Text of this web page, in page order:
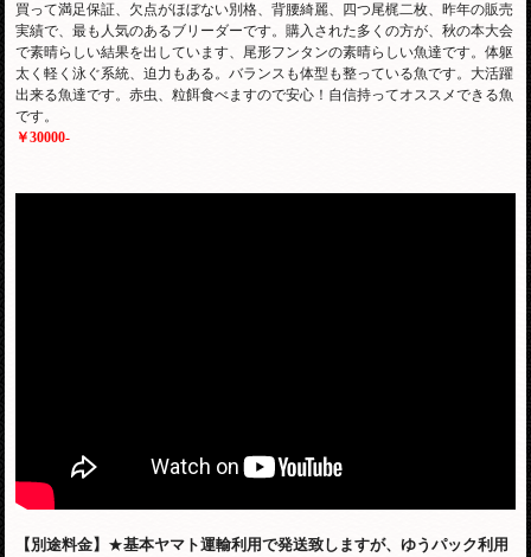
買って満足保証、欠点がほぼない別格、背腰綺麗、四つ尾梶二枚、昨年の販売
実績で、最も人気のあるブリーダーです。購入された多くの方が、秋の本大会
で素晴らしい結果を出しています、尾形フンタンの素晴らしい魚達です。体躯
太く軽く泳ぐ系統、迫力もある。バランスも体型も整っている魚です。大活躍
出来る魚達です。赤虫、粒餌食べますので安心！自信持ってオススメできる魚
です。
￥30000-
【別途料金】 ★基本ヤマト運輸利用で発送致しますが、ゆうパック利用